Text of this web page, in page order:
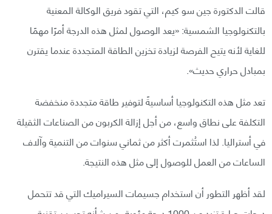
قالت الدكتورة جين سو كيم، التي تقود فريق الوكالة المعنية
بالتكنولوجيا الشمسية: «يعد الوصول لمثل هذه الدرجة أمرًا مهمًا
للغاية لأنه يتيح الفرصة لزيادة تخزين الطاقة المتجددة عندما يقترن
بمبادل حراري حديث».
تعد مثل هذه التكنولوجيا أساسيةً لتوفير طاقة متجددة منخفضة
التكلفة على نطاق واسع، من أجل إزالة الكربون من الصناعات الثقيلة
في أستراليا. لذا استُثمرت أكثر من ثماني سنوات من التنمية وآلاف
الساعات من العمل للوصول إلى مثل هذه النتيجة.
لقد أظهر التطور أن استخدام جسيمات السيراميك التي قد تتحمل